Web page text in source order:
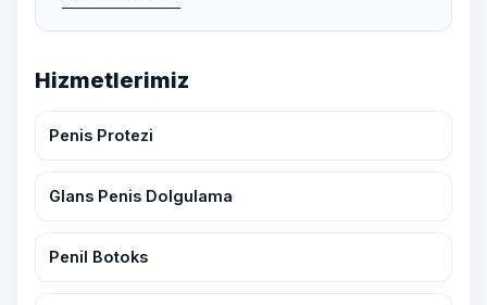
Hizmetlerimiz
Penis Protezi
Glans Penis Dolgulama
Penil Botoks